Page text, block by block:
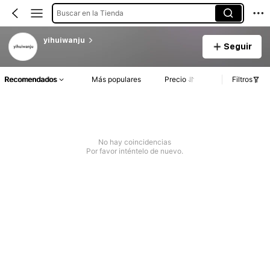
Buscar en la Tienda
yihuiwanju
Seguir
Recomendados Más populares Precio Filtros
No hay coincidencias
Por favor inténtelo de nuevo.